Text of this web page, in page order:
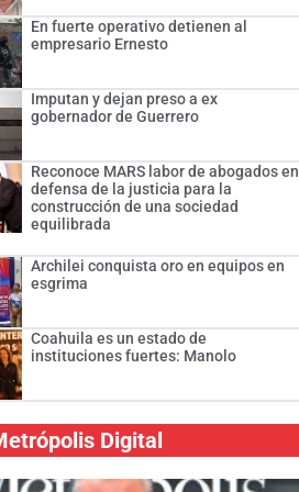
En fuerte operativo detienen al
empresario Ernesto
Imputan y dejan preso a ex
gobernador de Guerrero
Reconoce MARS labor de abogados en
defensa de la justicia para la
construcción de una sociedad
equilibrada
Archilei conquista oro en equipos en
esgrima
Coahuila es un estado de
instituciones fuertes: Manolo
Digital